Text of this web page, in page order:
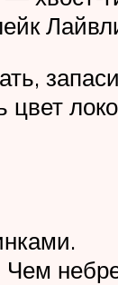
Чем